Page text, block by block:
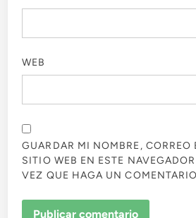
WEB
GUARDAR MI NOMBRE, CORREO
SITIO WEB EN ESTE
VEZ QUE HAGA UN